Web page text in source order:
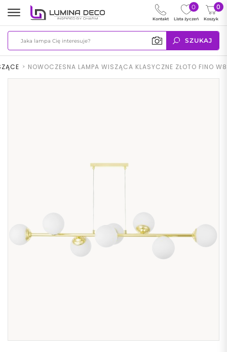
SZUKAJ
0
Koszyk
0
Lista życzeń
Kontakt
> NOWOCZESNA LAMPA WISZĄCA KLASYCZNE ZŁOTO FINO W8